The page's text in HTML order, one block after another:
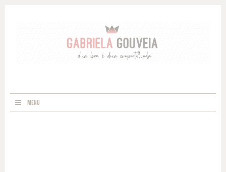
MENU